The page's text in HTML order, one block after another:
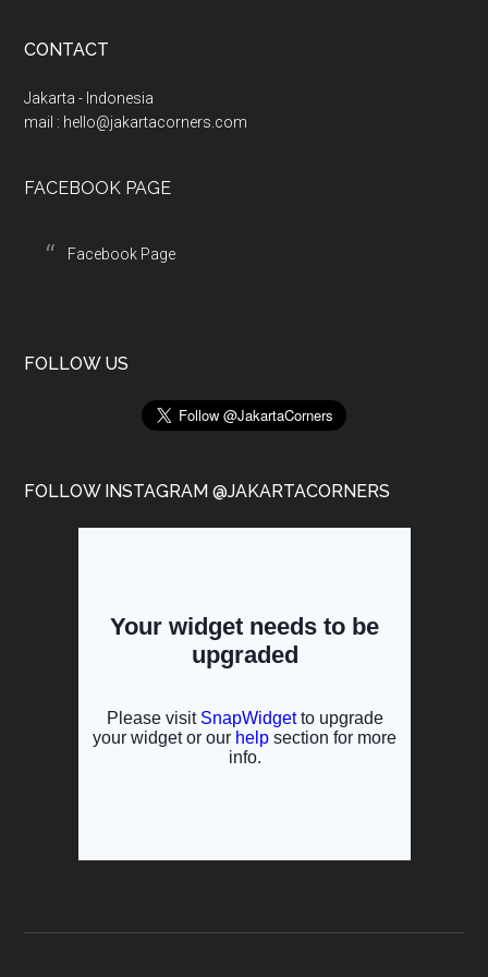
d
e
CONTACT
Jakarta - Indonesia
mail : hello@jakartacorners.com
FACEBOOK PAGE
Facebook Page
FOLLOW US
FOLLOW INSTAGRAM @JAKARTACORNERS